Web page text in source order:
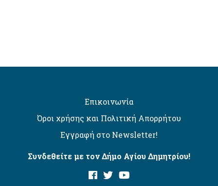
Επικοινωνία
Όροι χρήσης και Πολιτική Απορρήτου
Εγγραφή στο Newsletter!
Συνδεθείτε με τον Δήμο Αγίου Δημητρίου!